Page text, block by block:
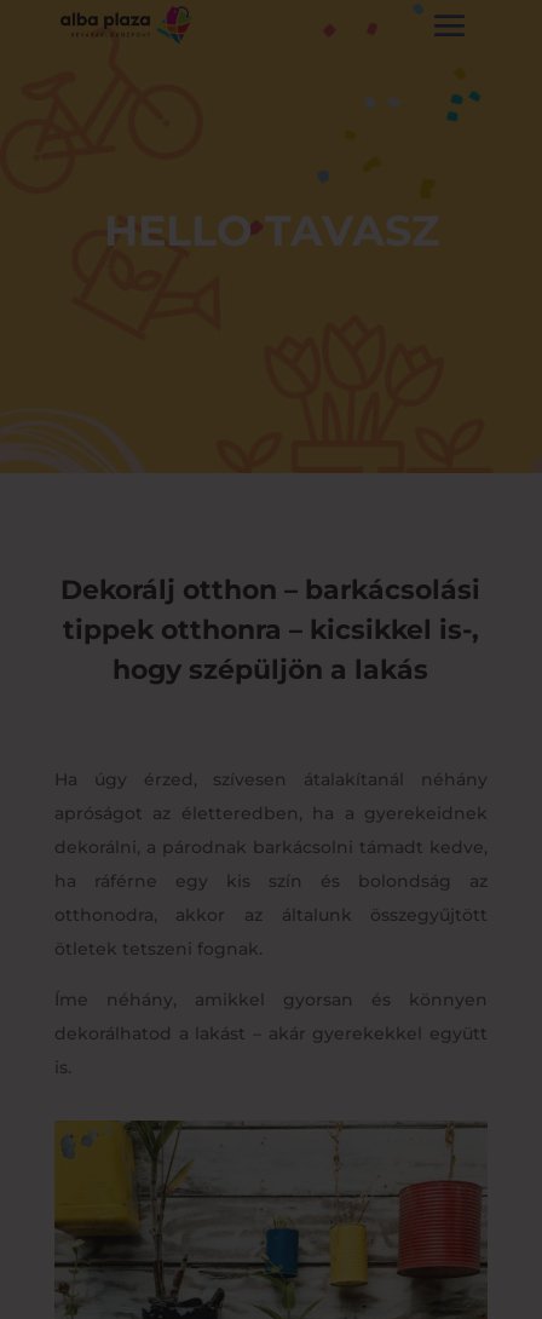
HELLO TAVASZ
Dekorálj otthon – barkácsolási
tippek otthonra – kicsikkel is-,
hogy szépüljön a lakás
Ha úgy érzed, szívesen átalakítanál néhány
apróságot az életteredben, ha a gyerekeidnek
dekorálni, a párodnak barkácsolni támadt kedve,
ha ráférne egy kis szín és bolondság az
otthonodra, akkor az általunk összegyűjtött
ötletek tetszeni fognak.
Íme néhány, amikkel gyorsan és könnyen
dekorálhatod a lakást – akár gyerekekkel együtt
is.